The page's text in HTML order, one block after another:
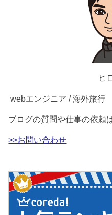
ヒ
webエンジニア / 海外旅行
ブログの質問や仕事の依頼
>>お問い合わせ